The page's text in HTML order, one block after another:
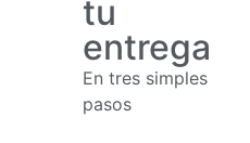
tu
entrega
En tres simples
pasos